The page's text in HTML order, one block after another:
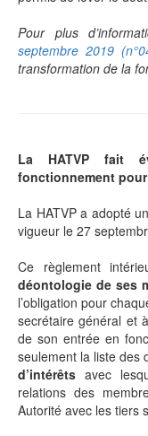
Pour plus
septembre 2019
transformation de la
La HATVP fait
fonctionnement
La HATVP a adopté un
vigueur le 27
Ce règlement
déontologie de ses
l’obligation pour
secrétaire général et
de son entrée en
seulement la liste des
d’intérêts avec
relations des
Autorité avec les tiers